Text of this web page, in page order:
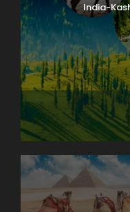
India-